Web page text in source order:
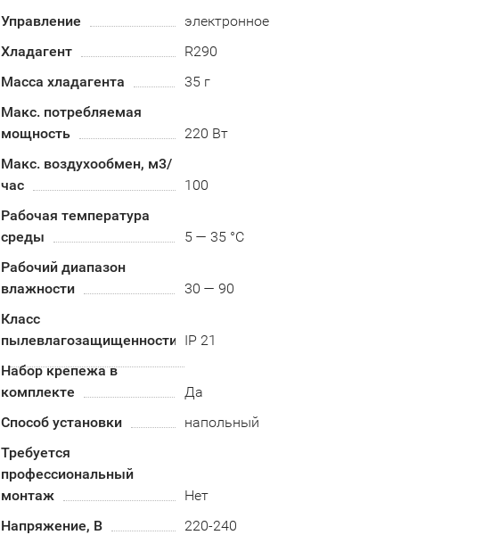
Управление
электронное
Хладагент
R290
Масса хладагента
35 г
Макс. потребляемая
мощность
220 Вт
Макс. воздухообмен, м3/
час
100
Рабочая температура
среды
5 — 35 °C
Рабочий диапазон
влажности
30 — 90
Класс
пылевлагозащищенности IP 21
Набор крепежа в
комплекте
Да
Способ установки
напольный
Требуется
профессиональный
монтаж
Нет
Напряжение, В
220-240